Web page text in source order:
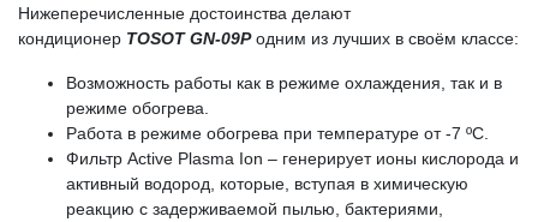
Нижеперечисленные достоинства делают
кондиционер TOSOT GN-09Pодним из лучших в своём классе:
Возможность работы как в режиме охлаждения, так и в
режиме обогрева.
Работа в режиме обогрева при температуре от -7 ºС.
Фильтр Active Plasma Ion – генерирует ионы кислорода и
активный водород, которые, вступая в химическую
реакцию с задерживаемой пылью, бактериями,